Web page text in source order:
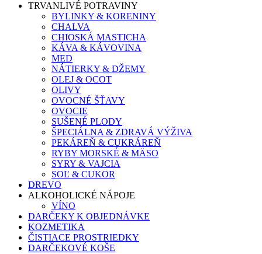
TRVANLIVÉ POTRAVINY
BYLINKY & KORENINY
CHALVA
CHIOSKÁ MASTICHA
KÁVA & KÁVOVINA
MED
NÁTIERKY & DŽEMY
OLEJ & OCOT
OLIVY
OVOCNÉ ŠŤAVY
OVOCIE
SUŠENÉ PLODY
ŠPECIÁLNA & ZDRAVÁ VÝŽIVA
PEKÁREŇ & CUKRÁREŇ
RYBY MORSKÉ & MÄSO
SYRY & VAJCIA
SOĽ & CUKOR
DREVO
ALKOHOLICKÉ NÁPOJE
VÍNO
DARČEKY K OBJEDNÁVKE
KOZMETIKA
ČISTIACE PROSTRIEDKY
DARČEKOVÉ KOŠE